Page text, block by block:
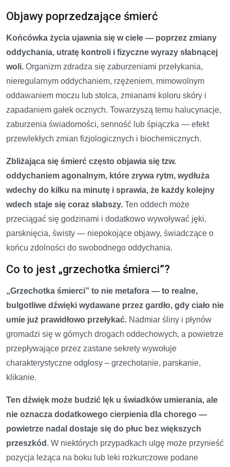
Objawy poprzedzające śmierć
Końcówka życia ujawnia się w ciele — poprzez zmiany
oddychania, utratę kontroli i fizyczne wyrazy słabnącej
woli. Organizm zdradza się zaburzeniami przełykania,
nieregularnym oddychaniem, rzężeniem, mimowolnym
oddawaniem moczu lub stolca, zmianami koloru skóry i
zapadaniem gałek ocznych. Towarzyszą temu halucynacje,
zaburzenia świadomości, senność lub śpiączka — efekt
przewlekłych zmian fizjologicznych i biochemicznych.
Zbliżająca się śmierć często objawia się tzw.
oddychaniem agonalnym, które zrywa rytm, wydłuża
wdechy do kilku na minutę i sprawia, że każdy kolejny
wdech staje się coraz słabszy. Ten oddech może
przeciągać się godzinami i dodatkowo wywoływać jęki,
parsknięcia, świsty — niepokojące objawy, świadczące o
końcu zdolności do swobodnego oddychania.
Co to jest „grzechotka śmierci”?
„Grzechotka śmierci” to nie metafora — to realne,
bulgotliwe dźwięki wydawane przez gardło, gdy ciało nie
umie już prawidłowo przełykać. Nadmiar śliny i płynów
gromadzi się w górnych drogach oddechowych, a powietrze
przepływające przez zastane sekrety wywołuje
charakterystyczne odgłosy – grzechotanie, parskanie,
klikanie.
Ten dźwięk może budzić lęk u świadków umierania, ale
nie oznacza dodatkowego cierpienia dla chorego —
powietrze nadal dostaje się do płuc bez większych
przeszkód. W niektórych przypadkach ulgę może przynieść
pozycja leżąca na boku lub leki rozkurczowe podane